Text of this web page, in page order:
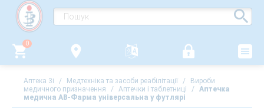
0
Аптека 3i / Медтехніка та засоби реабілітації /
Вироби
медичного призначення
/ Аптечки і таблетниці / Аптечка
медична АВ-Фарма універсальна у футлярі